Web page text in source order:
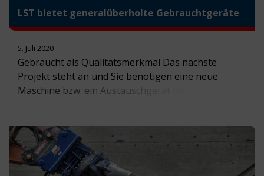
LST bietet generalüberholte Gebrauchtgeräte
5. Juli 2020
Gebraucht als Qualitätsmerkmal Das nächste
Projekt steht an und Sie benötigen eine neue
Maschine bzw. ein Austauschgerät muss her? Jetzt
Equipment steht Ihnen als Berater zur Seite und
hilft Ihnen bei der Suche nach dem „richtigen
Gebrauchten“. Auf Grund Ihrer […]